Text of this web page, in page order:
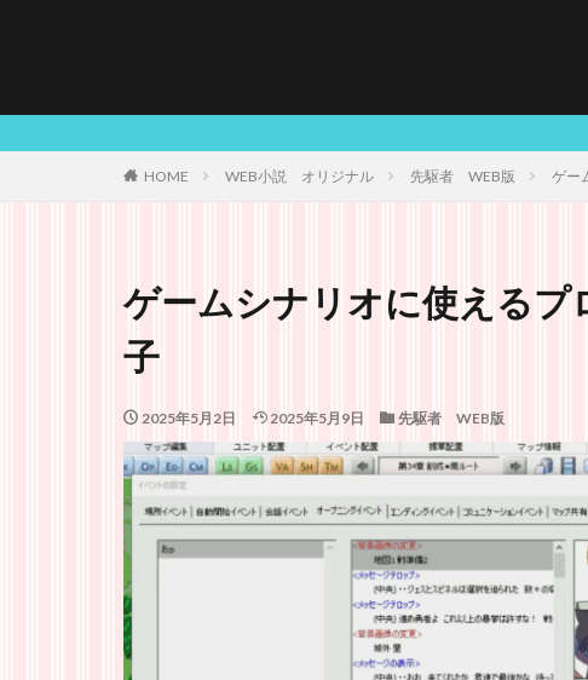
HOME WEB小説 オリジナル 先駆者 WEB版 ゲー
ゲームシナリオに使えるプ
子
2025年5月2日 2025年5月9日 先駆者 WEB版